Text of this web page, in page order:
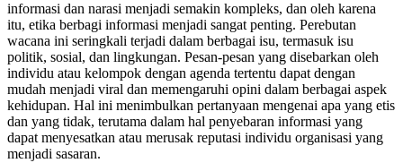
informasi dan narasi menjadi semakin kompleks, dan oleh karena
itu, etika berbagi informasi menjadi sangat penting. Perebutan
wacana ini seringkali terjadi dalam berbagai isu, termasuk isu
politik, sosial, dan lingkungan. Pesan-pesan yang disebarkan oleh
individu atau kelompok dengan agenda tertentu dapat dengan
mudah menjadi viral dan memengaruhi opini dalam berbagai aspek
kehidupan. Hal ini menimbulkan pertanyaan mengenai apa yang etis
dan yang tidak, terutama dalam hal penyebaran informasi yang
dapat menyesatkan atau merusak reputasi individu organisasi yang
menjadi sasaran.